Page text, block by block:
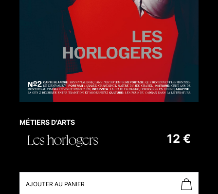
MÉTIERS D'ARTS
Les horlogers 12 €
AJOUTER AU PANIER